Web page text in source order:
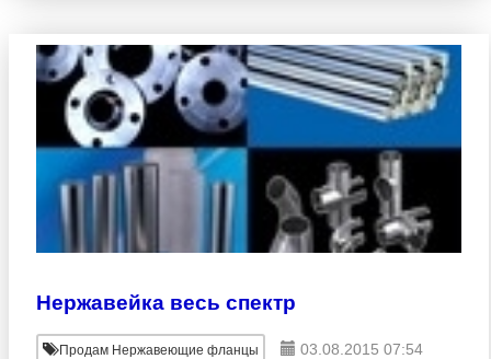
Нержавейка весь спектр
Продам Нержавеющие фланцы
03.08.2015 07:54